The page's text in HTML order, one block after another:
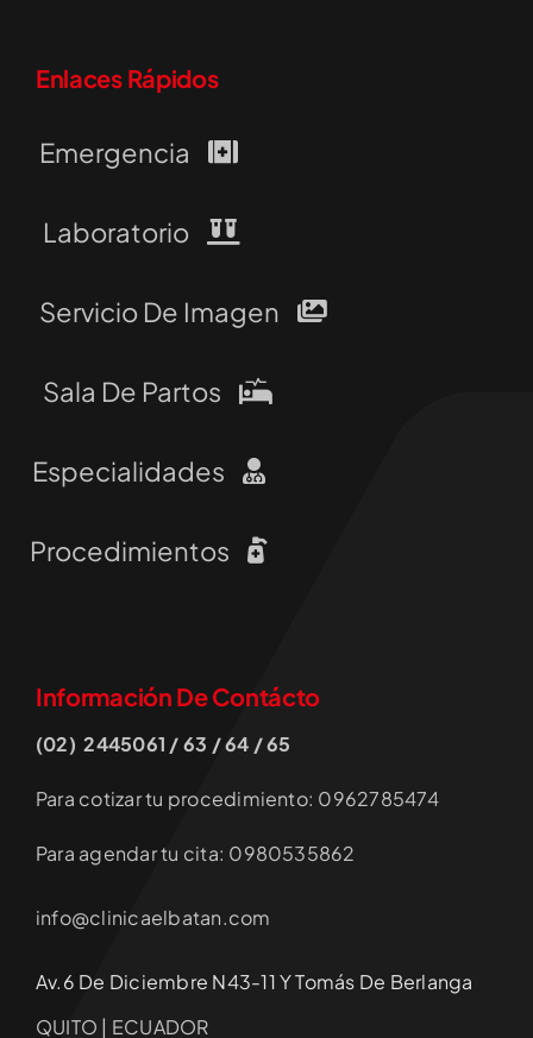
Enlaces Rápidos
Emergencia
Laboratorio
Servicio De Imagen
Sala De Partos
Especialidades
Procedimientos
Información De Contácto
(02) 2445061 / 63 / 64 / 65
Para cotizar tu procedimiento: 0962785474
Para agendar tu cita: 0980535862
info@clinicaelbatan.com
Av.6 De Diciembre N43-11 Y Tomás De Berlanga
QUITO | ECUADOR